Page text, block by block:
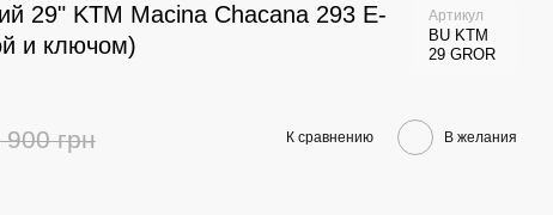
29" KTM Macina Chacana 293 E-
и ключом)
Артикул
BU KTM
29 GROR
900 грн К сравнению В желания